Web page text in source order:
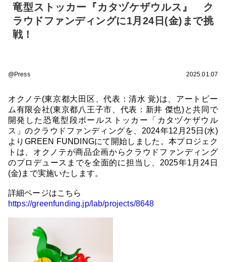
竜型ストッカー『カタヅケザウルス』 ク
ラウドファンディングに1月24日(金)まで挑
戦！
@Press 2025.01.07
オクノテ(東京都大田区、代表：清水 覚)は、アートビー
ム有限会社(東京都八王子市、代表：新井 傑也)と共同で
開発した恐竜型段ボールストッカー「カタヅケザウル
ス」のクラウドファンディングを、2024年12月25日(水)
よりGREEN FUNDINGにて開始しました。本プロジェク
トは、オクノテが商品企画からクラウドファンディング
のプロデュースまでを全面的に担当し、2025年1月24日
(金)まで実施いたします。
詳細ページはこちら
https://greenfunding.jp/lab/projects/8648